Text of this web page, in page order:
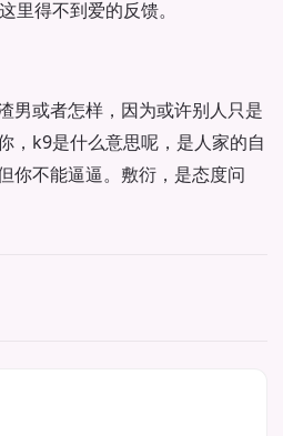
里得不到爱的反馈。
男或者怎样，因为或许别人只是
，k9是什么意思呢，是人家的自
你不能逼逼。敷衍，是态度问